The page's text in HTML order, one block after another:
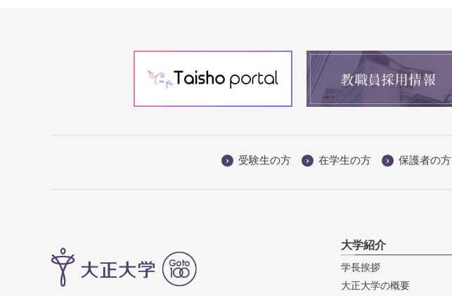
受験生の方 在学生の方 保護者の方
大学紹介
学長挨拶
大正大学の概要